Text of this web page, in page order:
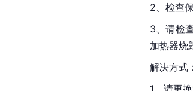
2、检查
3、请检
加热器烧
解决方式：
1、请更